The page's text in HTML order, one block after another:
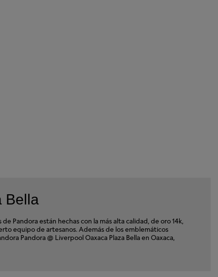
Bella
Pandora están hechas con la más alta calidad, de oro 14k,
equipo de artesanos. Además de los emblemáticos
Pandora @ Liverpool Oaxaca Plaza Bella en Oaxaca,